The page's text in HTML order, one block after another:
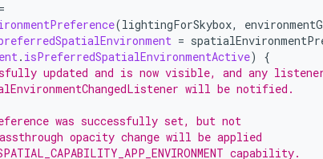
=
(lightingForSkybox,
=
. isPreferredSpatialEnvironmentActive)
{
updated and is now visible, and any
will be notified.
was successfully set, but not
opacity change will be applied
capability.